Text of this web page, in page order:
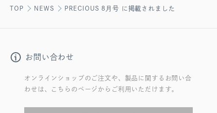
TOP NEWS PRECIOUS 8月号 に掲載されました
お問い合わせ
オンラインショップのご注文や、製品に関するお問い合
わせは、こちらのページからご利用いただけます。